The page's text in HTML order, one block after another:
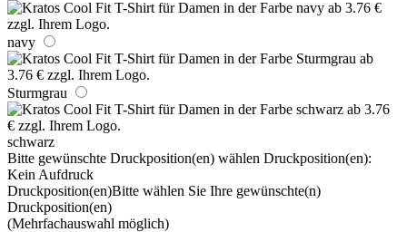
navy
Sturmgrau
schwarz
Bitte gewünschte Druckposition(en) wählen Druckposition(en):
Kein Aufdruck
Druckposition(en)Bitte wählen Sie Ihre gewünschte(n)
Druckposition(en)
(Mehrfachauswahl möglich)